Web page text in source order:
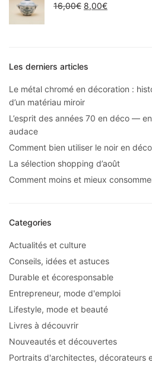
16,00€ 8,00€
Les derniers articles
Le métal chromé en décoration :
d’un matériau miroir
L’esprit des années 70 en déco —
audace
Comment bien utiliser le noir en
La sélection shopping d’août
Comment moins et mieux
Categories
Actualités et culture
Conseils, idées et astuces
Durable et écoresponsable
Entrepreneur, mode d'emploi
Lifestyle, mode et beauté
Livres à découvrir
Nouveautés et découvertes
Portraits d'architectes, décorateurs